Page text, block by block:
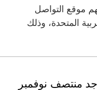
موقع التواصل
المتحدة، وذلك
منتصف نوفمبر